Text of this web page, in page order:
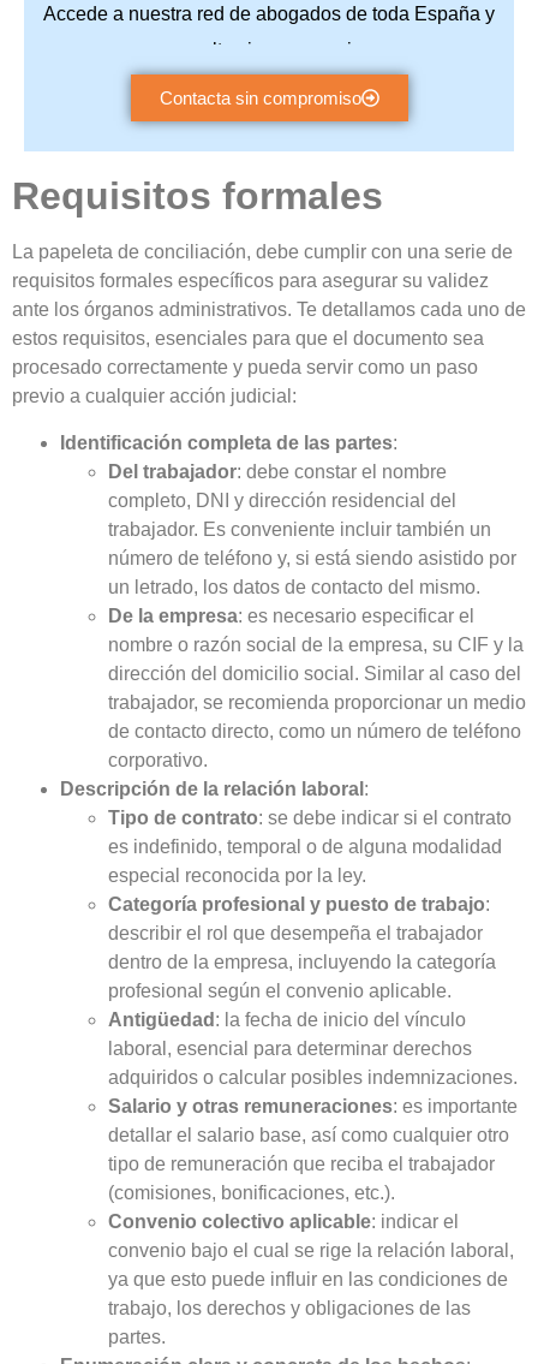
Accede a nuestra red de abogados de toda España y
consulta sin compromiso.
Contacta sin compromiso
Requisitos formales
La papeleta de conciliación, debe cumplir con una serie de
requisitos formales específicos para asegurar su validez
ante los órganos administrativos. Te detallamos cada uno de
estos requisitos, esenciales para que el documento sea
procesado correctamente y pueda servir como un paso
previo a cualquier acción judicial:
Identificación completa de las partes:
Del trabajador: debe constar el nombre
completo, DNI y dirección residencial del
trabajador. Es conveniente incluir también un
número de teléfono y, si está siendo asistido por
un letrado, los datos de contacto del mismo.
De la empresa: es necesario especificar el
nombre o razón social de la empresa, su CIF y la
dirección del domicilio social. Similar al caso del
trabajador, se recomienda proporcionar un medio
de contacto directo, como un número de teléfono
corporativo.
Descripción de la relación laboral :
Tipo de contrato: se debe indicar si el contrato
es indefinido, temporal o de alguna modalidad
especial reconocida por la ley.
Categoría profesional y puesto de trabajo:
describir el rol que desempeña el trabajador
dentro de la empresa, incluyendo la categoría
profesional según el convenio aplicable.
Antigüedad : la fecha de inicio del vínculo
laboral, esencial para determinar derechos
adquiridos o calcular posibles indemnizaciones.
Salario y otras remuneraciones: es importante
detallar el salario base, así como cualquier otro
tipo de remuneración que reciba el trabajador
(comisiones, bonificaciones, etc.).
Convenio colectivo aplicable: indicar el
convenio bajo el cual se rige la relación laboral,
ya que esto puede influir en las condiciones de
trabajo, los derechos y obligaciones de las
partes.